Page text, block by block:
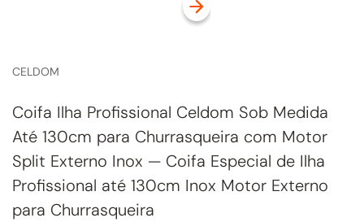
CELDOM
Coifa Ilha Profissional Celdom Sob Medida
Até 130cm para Churrasqueira com Motor
Split Externo Inox — Coifa Especial de Ilha
Profissional até 130cm Inox Motor Externo
para Churrasqueira